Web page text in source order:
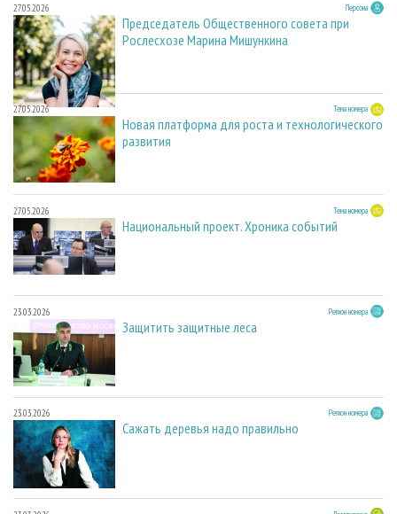
27.05.2026 Персона
Председатель Общественного совета при
Рослесхозе Марина Мишункина
27.05.2026 Тема номера
Новая платформа для роста и технологического
развития
27.05.2026 Тема номера
Национальный проект. Хроника событий
23.03.2026 Регион номера
Защитить защитные леса
23.03.2026 Регион номера
Сажать деревья надо правильно